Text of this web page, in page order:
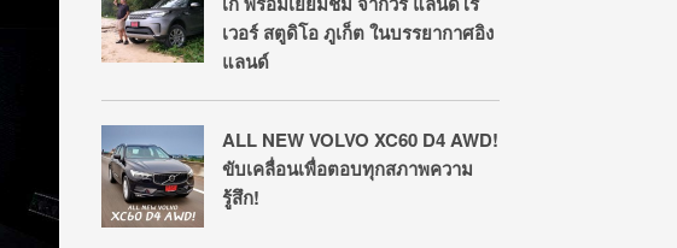
เวอร์ สตูดิโอ ภูเก็ต ในบรรยากาศอิง
แลนด์
ALL NEW VOLVO XC60 D4 AWD!
ขับเคลื่อนเพื่อตอบทุกสภาพความ
รู้สึก!